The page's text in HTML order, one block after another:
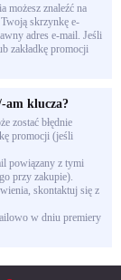
możesz znaleźć na
skrzynkę e-
adres e-mail. Jeśli
zakładkę promocji
am klucza?
zostać błędnie
promocji (jeśli
powiązany z tymi
przy zakupie).
skontaktuj się z
w dniu premiery